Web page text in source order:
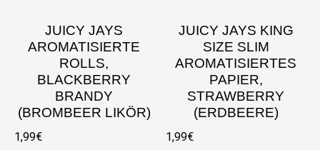
JUICY JAYS
AROMATISIERTE
ROLLS,
BLACKBERRY
BRANDY
(BROMBEER LIKÖR)
1,99€
JUICY JAYS KING
SIZE SLIM
AROMATISIERTES
PAPIER,
STRAWBERRY
(ERDBEERE)
1,99€